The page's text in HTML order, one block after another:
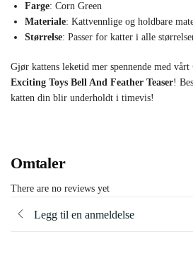
Farge: Corn Green
Materiale: Kattvennlige og holdbare
Størrelse: Passer for katter i alle
Gjør kattens leketid mer spennende med vårt
Exciting Toys Bell And Feather Teaser!
katten din blir underholdt i timevis!
Omtaler
There are no reviews yet
Legg til en anmeldelse